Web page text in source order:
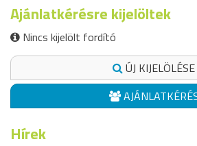
Ajánlatkérésre kijelöltek
Nincs kijelölt fordító
ÚJ KIJELÖLÉSE
Hírek